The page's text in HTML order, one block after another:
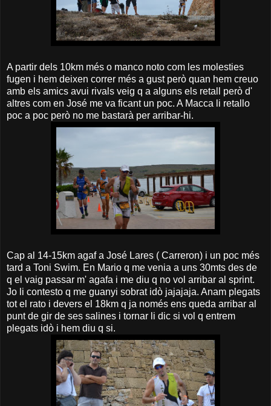
A partir dels 10km més o manco noto com les molesties
fugen i hem deixen correr més a gust però quan hem creuo
amb els amics avui rivals veig q a alguns els retall però d'
altres com en José me va ficant un poc. A Macca li retallo
poc a poc però no me bastarà per arribar-hi.
Cap al 14-15km agaf a José Lares ( Carreron) i un poc més
tard a Toni Swim. En Mario q me venia a uns 30mts des de
q el vaig passar m' agafa i me diu q no vol arribar al sprint.
Jo li contesto q me guanyi sobrat idò jajajaja. Anam plegats
tot el rato i devers el 18km q ja només ens queda arribar al
punt de gir de ses salines i tornar li dic si vol q entrem
plegats idò i hem diu q si.